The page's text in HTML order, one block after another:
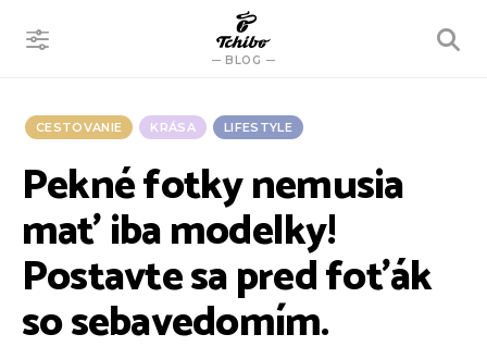
BLOG
VYHĽADÁVANIE
CESTOVANIE KRÁSA LIFESTYLE
Pekné fotky nemusia
mať iba modelky!
Postavte sa pred foťák
so sebavedomím.